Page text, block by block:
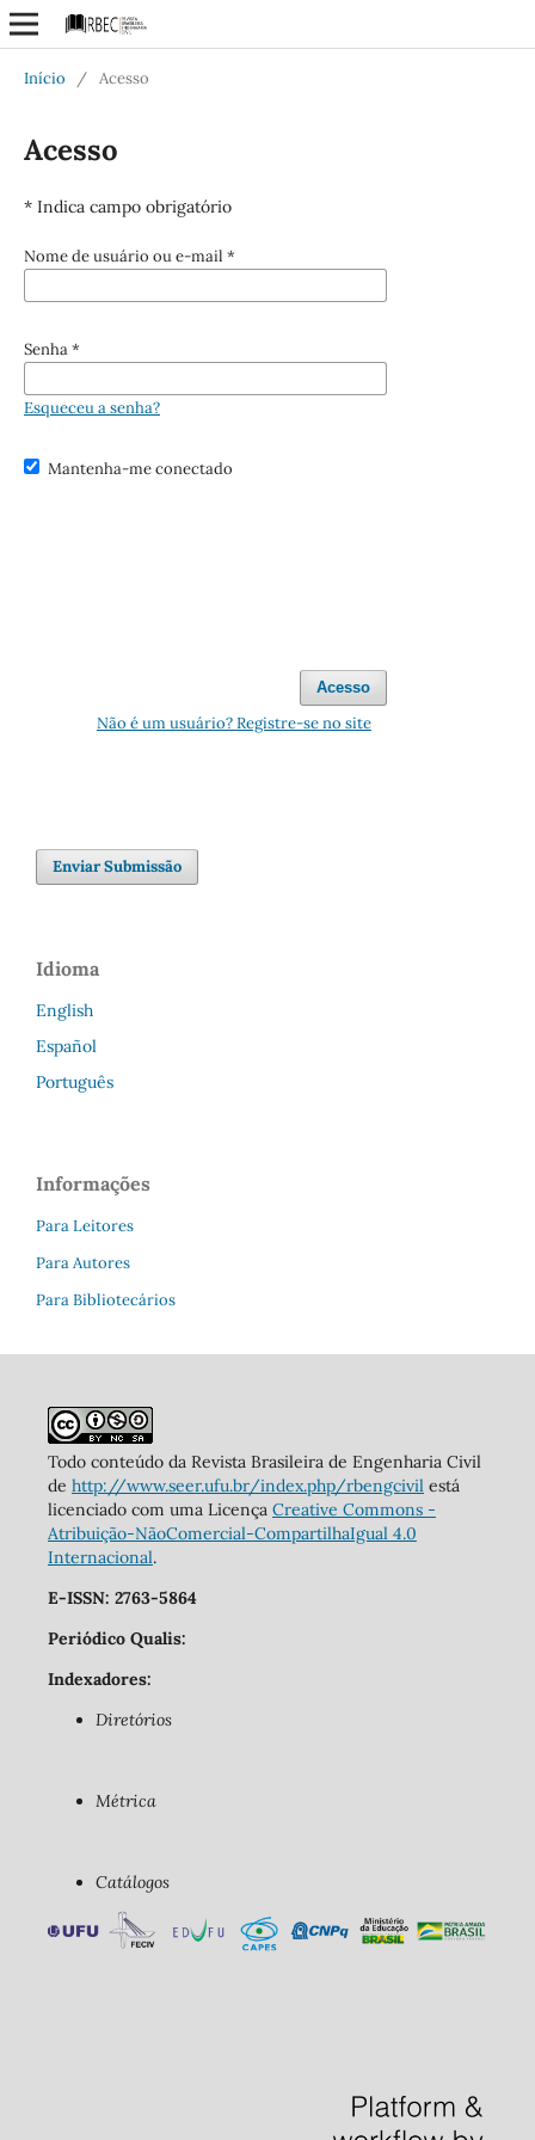
Início / Acesso
Acesso
* Indica campo obrigatório
Nome de usuário ou e-mail *
Senha*
Esqueceu a senha?
Mantenha-me conectado
Acesso
Não é um usuário? Registre-se no site
Enviar Submissão
Idioma
English
Español
Português
Informações
Para Leitores
Para Autores
Para Bibliotecários
Todo conteúdo da Revista Brasileira de Engenharia Civil
de http://www.seer.ufu.br/index.php/rbengcivilestá
licenciado com uma Licença Creative Commons -
Atribuição-NãoComercial-CompartilhaIgual 4.0
Internacional.
E-ISSN: 2763-5864
Periódico Qualis:
Indexadores:
Diretórios
Métrica
Catálogos